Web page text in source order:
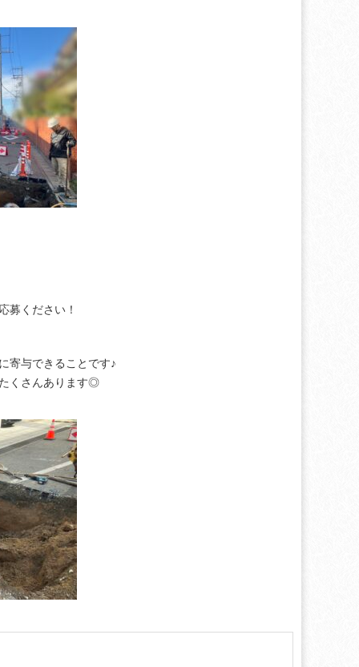
募ください！
寄与できることです♪
くさんあります◎